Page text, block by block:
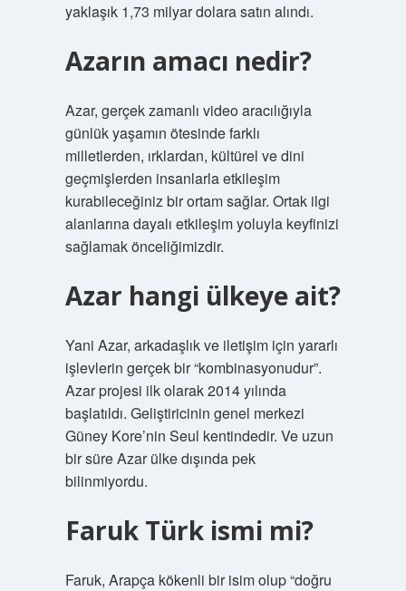
yaklaşık 1,73 milyar dolara satın alındı.
Azarın amacı nedir?
Azar, gerçek zamanlı video aracılığıyla
günlük yaşamın ötesinde farklı
milletlerden, ırklardan, kültürel ve dini
geçmişlerden insanlarla etkileşim
kurabileceğiniz bir ortam sağlar. Ortak ilgi
alanlarına dayalı etkileşim yoluyla keyfinizi
sağlamak önceliğimizdir.
Azar hangi ülkeye ait?
Yani Azar, arkadaşlık ve iletişim için yararlı
işlevlerin gerçek bir “kombinasyonudur”.
Azar projesi ilk olarak 2014 yılında
başlatıldı. Geliştiricinin genel merkezi
Güney Kore’nin Seul kentindedir. Ve uzun
bir süre Azar ülke dışında pek
bilinmiyordu.
Faruk Türk ismi mi?
Faruk, Arapça kökenli bir isim olup “doğru